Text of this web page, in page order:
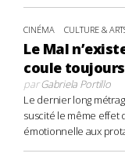
CINÉMA CULTURE &
Le Mal
coule
parGabriela Portillo
Le dernier long
suscité le même effet
émotionnelle aux